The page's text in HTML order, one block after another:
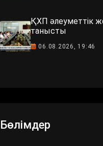
ҚХП әлеуметтік
танысты
06.08.2026, 19:46
Бөлімдер